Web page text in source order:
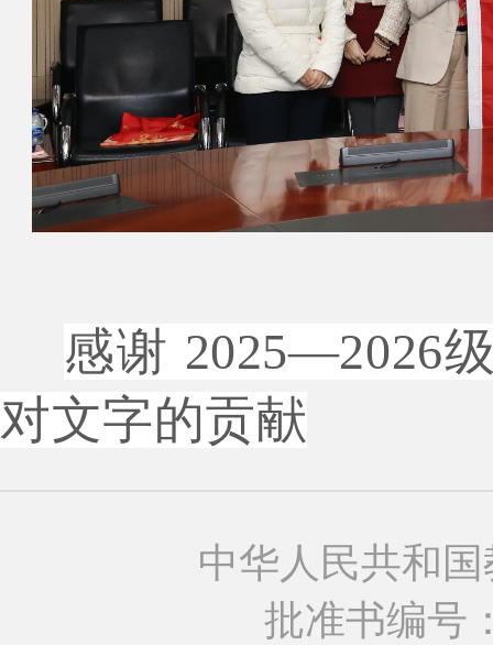
感谢 2025—2026
对文字的贡献
中华人民共和
批准书编号